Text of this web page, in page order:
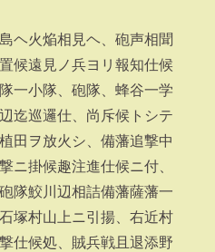
ヘ火焔相見ヘ、砲声相聞
候遠見ノ兵ヨリ報知仕候
一小隊、砲隊、蜂谷一学
迄巡邏仕、尚斥候トシテ
田ヲ放火シ、備藩追撃中
ニ掛候趣注進仕候ニ付、
隊鮫川辺相詰備藩薩藩一
塚村山上ニ引揚、右近村
仕候処、賊兵戦且退添野